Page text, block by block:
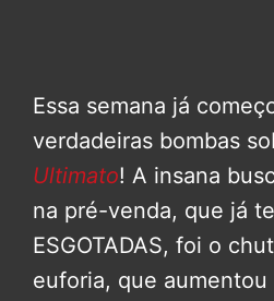
Essa semana já
verdadeiras bombas
Ultimato! A insana
na pré-venda, que já
ESGOTADAS, foi o
euforia, que aumentou